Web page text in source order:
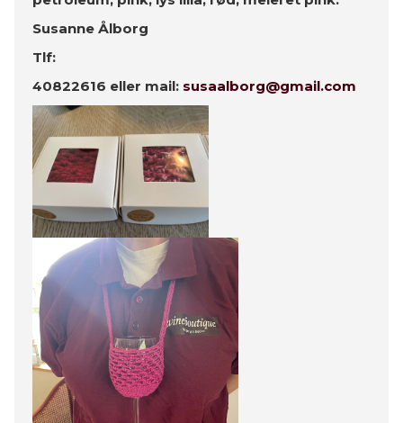
Susanne Ålborg
Tlf:
40822616 eller mail: susaalborg@gmail.com